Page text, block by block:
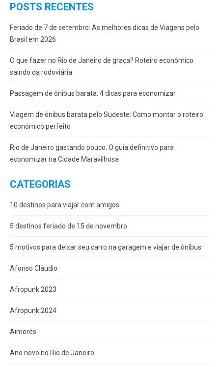
POSTS RECENTES
Feriado de 7 de setembro: As melhores dicas de Viagens pelo
Brasil em 2026
O que fazer no Rio de Janeiro de graça? Roteiro econômico
saindo da rodoviária
Passagem de ônibus barata: 4 dicas para economizar
Viagem de ônibus barata pelo Sudeste: Como montar o roteiro
econômico perfeito
Rio de Janeiro gastando pouco: O guia definitivo para
economizar na Cidade Maravilhosa
CATEGORIAS
10 destinos para viajar com amigos
5 destinos feriado de 15 de novembro
5 motivos para deixar seu carro na garagem e viajar de ônibus
Afonso Cláudio
Afropunk 2023
Afropunk 2024
Aimorés
Ano novo no Rio de Janeiro